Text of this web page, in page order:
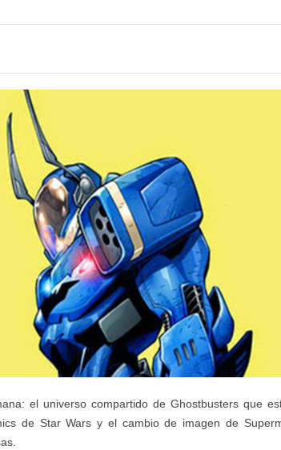
el universo compartido de Ghostbusters que
de Star Wars y el cambio de imagen de